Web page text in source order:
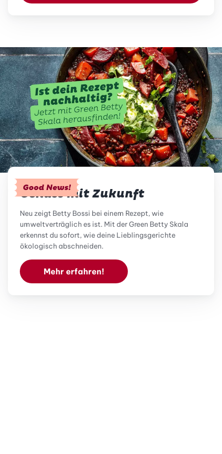
Good News!
Genuss mit Zukunft
Neu zeigt Betty Bossi bei einem Rezept, wie
umweltverträglich es ist. Mit der Green Betty Skala
erkennst du sofort, wie deine Lieblingsgerichte
ökologisch abschneiden.
Mehr erfahren!